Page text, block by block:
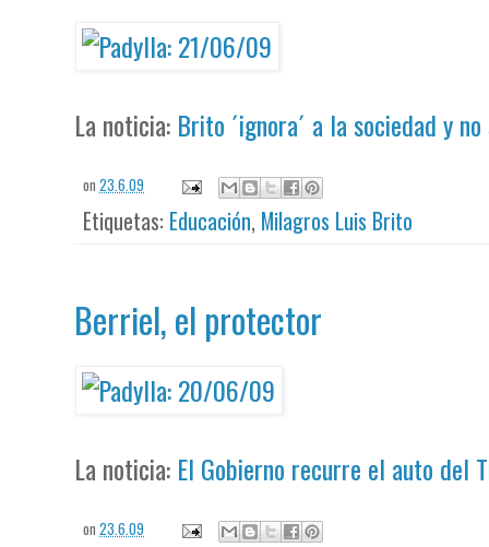
La noticia: Brito ´ignora´ a la sociedad y
on23.6.09
Etiquetas: Educación, Milagros Luis Brito
Berriel, el protector
La noticia: El Gobierno recurre el auto del
on23.6.09